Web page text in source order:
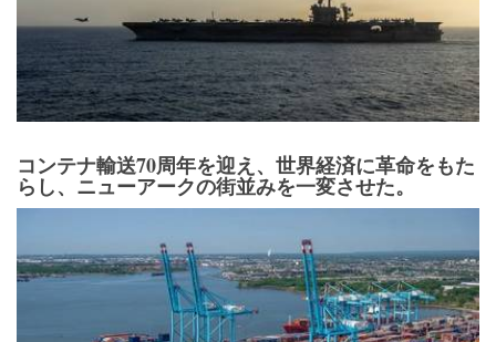
コンテナ輸送70周年を迎え、世界経済に革命をもた
らし、ニューアークの街並みを一変させた。